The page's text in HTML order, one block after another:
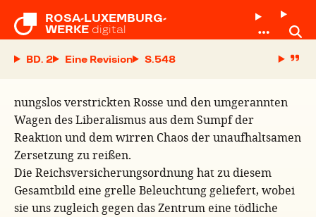
ROSA-LUXEMBURG-
WERKE digital
BD. 2 Eine Revision S.
nungslos verstrickten Rosse und den umgerannten
Wagen des Liberalismus aus dem Sumpf der
Reaktion und dem wirren Chaos der unaufhaltsamen
Zersetzung zu reißen.
Die Reichsversicherungsordnung hat zu diesem
Gesamtbild eine grelle Beleuchtung geliefert, wobei
sie uns zugleich gegen das Zentrum eine tödliche